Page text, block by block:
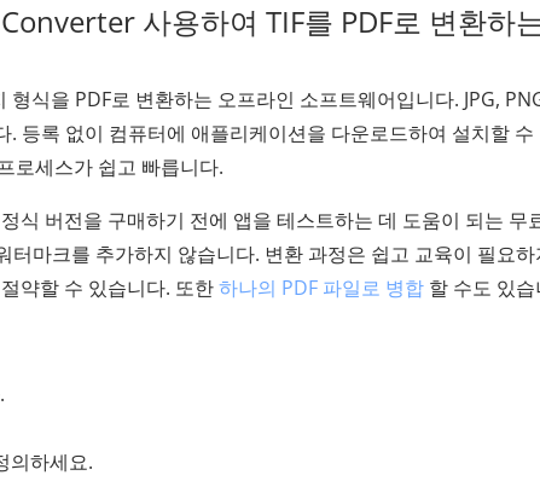
사용하여 TIF를 PDF로 변환하
형식을 PDF로 변환하는 오프라인 소프트웨어입니다. JPG,
. 등록 없이 컴퓨터에 애플리케이션을 다운로드하여 설치할 수
로세스가 쉽고 빠릅니다.
식 버전을 구매하기 전에 앱을 테스트하는 데 도움이 되는 무
터마크를 추가하지 않습니다. 변환 과정은 쉽고 교육이 필요
약할 수 있습니다. 또한하나의 PDF 파일로 병합 할 수도 있
의하세요.